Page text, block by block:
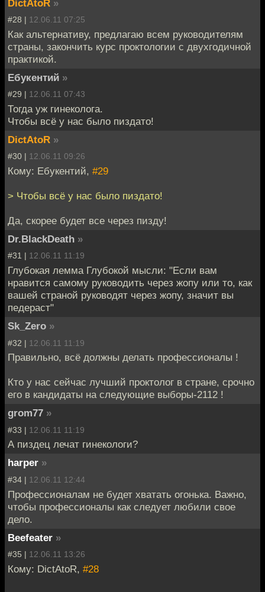
DictAtoR »
#28 | 12.06.11 07:25
Как альтернативу, предлагаю всем руководителям
страны, закончить курс проктологии с двухгодичной
практикой.
Ебукентий »
#29 | 12.06.11 07:43
Тогда уж гинеколога.
Чтобы всё у нас было пиздато!
DictAtoR »
#30 | 12.06.11 09:26
Кому: Ебукентий, #29
> Чтобы всё у нас было пиздато!
Да, скорее будет все через пизду!
Dr.BlackDeath »
#31 | 12.06.11 11:19
Глубокая лемма Глубокой мысли: "Если вам
нравится самому руководить через жопу или то, как
вашей страной руководят через жопу, значит вы
педераст"
Sk_Zero »
#32 | 12.06.11 11:19
Правильно, всё должны делать профессионалы !
Кто у нас сейчас лучший проктолог в стране, срочно
его в кандидаты на следующие выборы-2112 !
grom77 »
#33 | 12.06.11 11:19
А пиздец лечат гинекологи?
harper »
#34 | 12.06.11 12:44
Профессионалам не будет хватать огонька. Важно,
чтобы профессионалы как следует любили свое
дело.
Beefeater »
#35 | 12.06.11 13:26
Кому: DictAtoR, #28